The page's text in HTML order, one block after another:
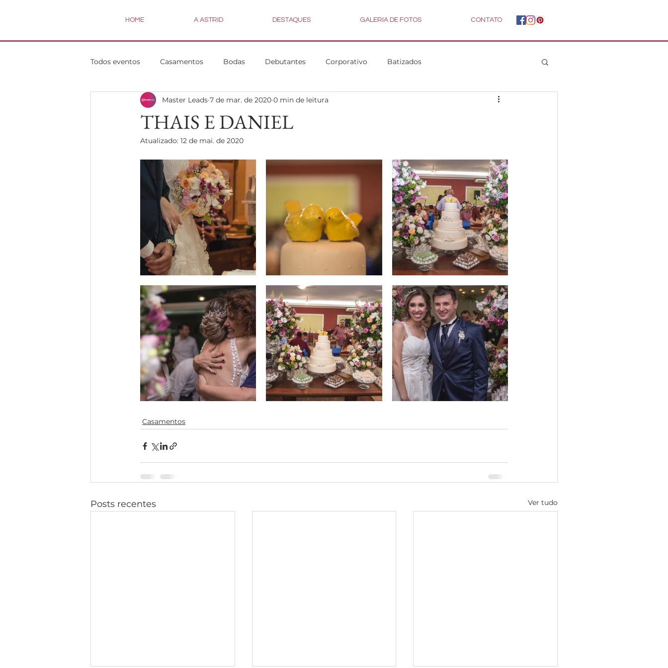
HOME A ASTRID DESTAQUES GALERIA DE FOTOS CONTATO
Todos eventos Casamentos Bodas Debutantes Corporativo Batizados
THAIS E DANIEL
Master Leads 7 de mar. de 2020 0 min de leitura
Atualizado: 12 de mai. de 2020
Casamentos
Posts recentes Ver tudo